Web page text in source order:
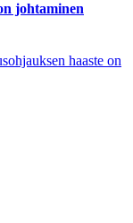
johtaminen
haaste on